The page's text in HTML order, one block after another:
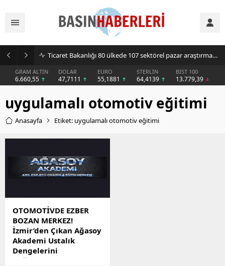
Ticaret Bakanlığı 80 ülkede 107 sektörel pazar araştırması hazırladı
GRAM ALTIN
6.660,55
DOLAR
47,7111
EURO
55,1881
STERLİN
64,4139
BIST 100
13.779,39
uygulamalı otomotiv eğitimi
Anasayfa Etiket: uygulamalı otomotiv eğitimi
OTOMOTİVDE EZBER
BOZAN MERKEZ!
İzmir’den Çıkan Ağasoy
Akademi Ustalık
Dengelerini
Değiştiriyor